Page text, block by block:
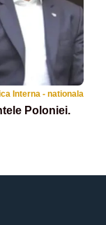
Interna - nationala
Poloniei.